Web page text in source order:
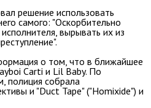
решение использовать
самого: "Оскорбительно
вырывать их из
о том, что в ближайшее
Carti и Lil Baby. По
полиция собрала
и "Duct Tape" ("Homixide") и